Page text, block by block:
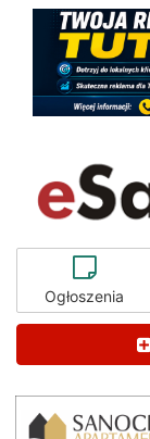
Ogłoszenia